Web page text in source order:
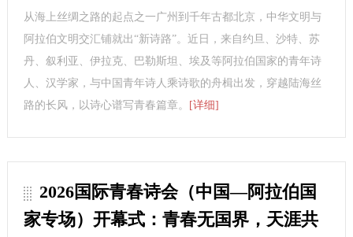
从海上丝绸之路的起点之一广州到千年古都北京，中华文明与
阿拉伯文明交汇铺就出“新诗路”。近日，来自约旦、沙特、苏
丹、叙利亚、伊拉克、巴勒斯坦、埃及等阿拉伯国家的青年诗
人、汉学家，与中国青年诗人乘诗歌的舟楫出发，穿越陆海丝
路的长风，以诗心谱写青春篇章。
[详细]
2026国际青春诗会（中国—阿拉伯国
家专场）开幕式：青春无国界，天涯共